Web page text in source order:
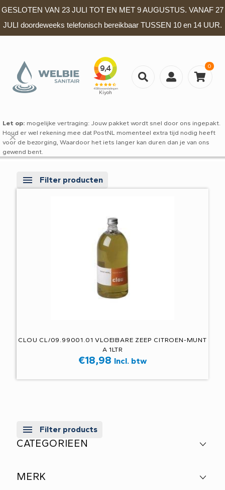
GESLOTEN VAN 23 JULI TOT EN MET 9 AUGUSTUS. VANAF 27
JULI doordeweeks telefonisch bereikbaar TUSSEN 10 en 14 UUR.
0
Let op: mogelijke vertraging: Jouw pakket wordt snel door ons ingepakt.
Houd er wel rekening mee dat PostNL momenteel extra tijd nodig heeft
voor de bezorging, Waardoor het iets langer kan duren dan je van ons
gewend bent.
✕
Filter producten
CLOU CL/09.99001.01 VLOEIBARE ZEEP CITROEN-MUNT
A 1LTR
€18,98 Incl. btw
Filter products
CATEGORIEEN
MERK